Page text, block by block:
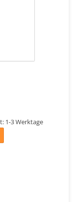
1-3 Werktage